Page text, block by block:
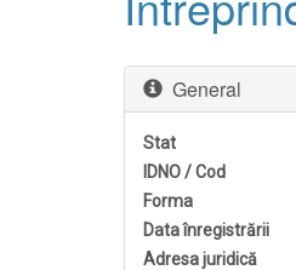
General
Stat
IDNO / Cod
Forma
Data înregistrării
Adresa juridică